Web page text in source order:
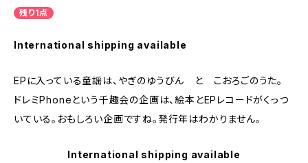
残り1点
International shipping available
EPに入っている童謡は、やぎのゆうびん と こおろごのうた。
ドレミPhoneという千趣会の企画は、絵本とEPレコードがくっつ
いている。おもしろい企画ですね。発行年はわかりません。
International shipping available